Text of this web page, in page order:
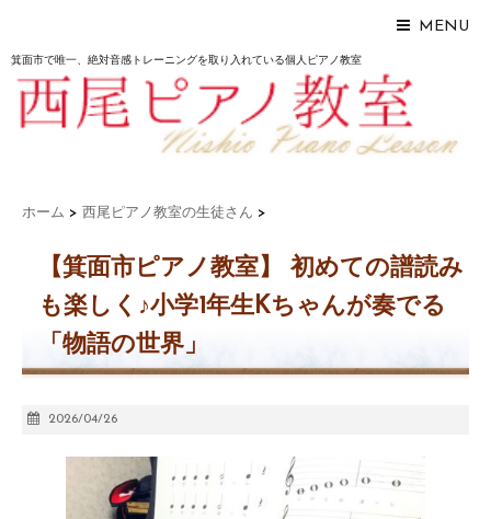
MENU
箕面市で唯一、絶対音感トレーニングを取り入れている個人ピアノ教室
ホーム > 西尾ピアノ教室の生徒さん >
【箕面市ピアノ教室】 初めての譜読み
も楽しく♪小学1年生Kちゃんが奏でる
「物語の世界」
2026/04/26